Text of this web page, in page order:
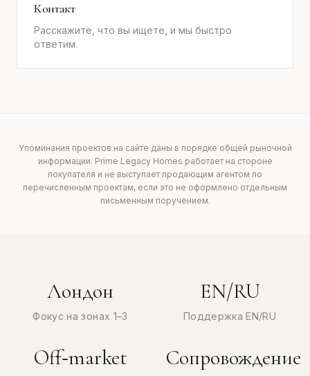
Контакт
Расскажите, что вы ищете, и мы быстро
ответим.
Упоминания проектов на сайте даны в порядке общей рыночной
информации. Prime Legacy Homes работает на стороне
покупателя и не выступает продающим агентом по
перечисленным проектам, если это не оформлено отдельным
письменным поручением.
Лондон
Фокус на зонах 1–3
EN/RU
Поддержка EN/RU
Off‑market Сопровождение